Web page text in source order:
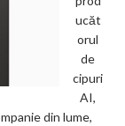
ucăt
orul
de
cipuri
AI,
din lume,